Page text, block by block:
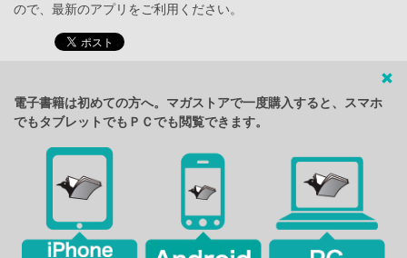
ので、最新のアプリをご利用ください。
電子書籍は初めての方へ。マガストアで一度購入すると、スマホ
でもタブレットでもＰＣでも閲覧できます。